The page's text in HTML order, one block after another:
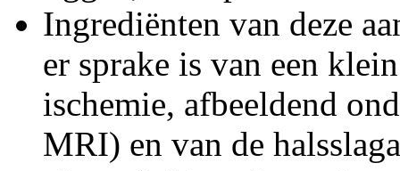
Ingrediënten van deze
er sprake is van een
ischemie, afbeeldend
MRI) en van de